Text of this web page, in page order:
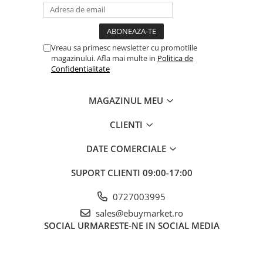
Balonul se livreaza neumflat.
Setul contine un pai transparent pentru umflare balonului
Poate fi umflat cu aer sau heliu.
Alege baloanele pentru a transforma orice eveniment într-o
Vreau sa primesc newsletter cu promotiile
magazinului. Afla mai multe in Politica de
Confidentialitate
MAGAZINUL MEU
CLIENTI
DATE COMERCIALE
SUPORT CLIENTI 09:00-17:00
0727003995
sales@ebuymarket.ro
SOCIAL URMARESTE-NE IN SOCIAL MEDIA